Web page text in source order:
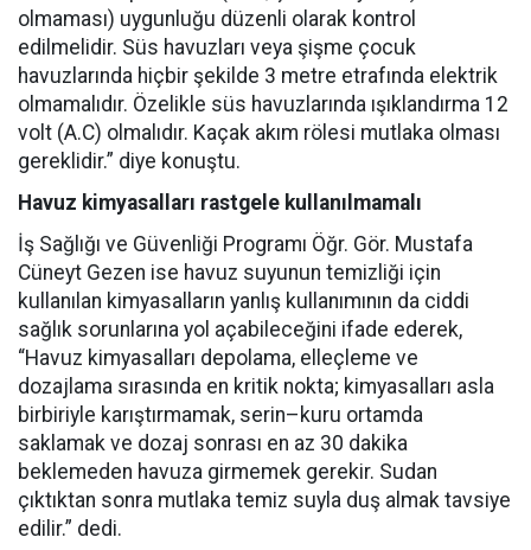
olmaması) uygunluğu düzenli olarak kontrol
edilmelidir. Süs havuzları veya şişme çocuk
havuzlarında hiçbir şekilde 3 metre etrafında elektrik
olmamalıdır. Özelikle süs havuzlarında ışıklandırma 12
volt (A.C) olmalıdır. Kaçak akım rölesi mutlaka olması
gereklidir.” diye konuştu.
Havuz kimyasalları rastgele kullanılmamalı
İş Sağlığı ve Güvenliği Programı Öğr. Gör. Mustafa
Cüneyt Gezen ise havuz suyunun temizliği için
kullanılan kimyasalların yanlış kullanımının da ciddi
sağlık sorunlarına yol açabileceğini ifade ederek,
“Havuz kimyasalları depolama, elleçleme ve
dozajlama sırasında en kritik nokta; kimyasalları asla
birbiriyle karıştırmamak, serin–kuru ortamda
saklamak ve dozaj sonrası en az 30 dakika
beklemeden havuza girmemek gerekir. Sudan
çıktıktan sonra mutlaka temiz suyla duş almak tavsiye
edilir.” dedi.